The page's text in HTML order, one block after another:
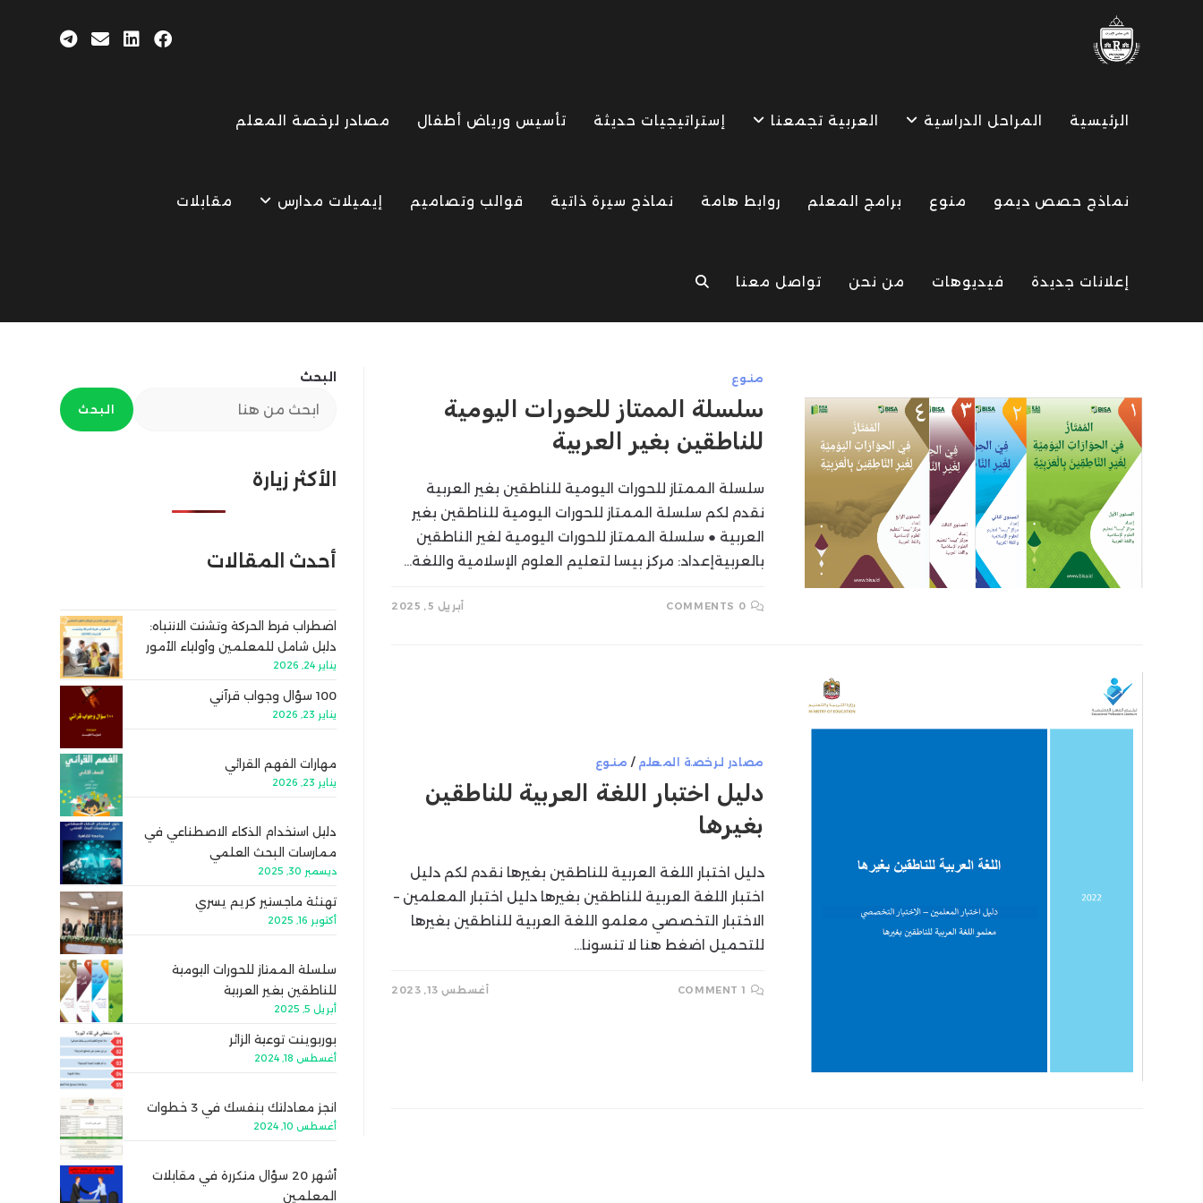
الرئيسية المراحل الدراسية العربية تجمعنا إستراتيجيات حديثة تأسيس ورياض أطفال مصادر لرخصة المعلم
نماذج حصص ديمو منوع برامج المعلم روابط هامة نماذج سيرة ذاتية قوالب وتصاميم إيميلات مدارس مقابلات
إعلانات جديدة فيديوهات من نحن تواصل معنا TOGGLE
SEARCH
منوع
سلسلة الممتاز للحورات اليومية
للناطقين بغير العربية
سلسلة الممتاز للحورات اليومية للناطقين بغير العربية
نقدم لكم سلسلة الممتاز للحورات اليومية للناطقين بغير
العربية ● سلسلة الممتاز للحورات اليومية لغير الناطقين
بالعربيةإعداد: مركز بيسا لتعليم العلوم الإسلامية واللغة…
0 COMMENTS أبريل 5, 2025
مصادر لرخصة المعلم / منوع
دليل اختبار اللغة العربية للناطقين
بغيرها
دليل اختبار اللغة العربية للناطقين بغيرها نقدم لكم دليل
اختبار اللغة العربية للناطقين بغيرها دليل اختبار المعلمين –
الاختبار التخصصي معلمو اللغة العربية للناطقين بغيرها
للتحميل اضغط هنا لا تنسونا…
1 COMMENT أغسطس 13, 2023
البحث
البحث
الأكثر زيارة
أحدث المقالات
اضطراب فرط الحركة وتشتت الانتباه:
دليل شامل للمعلمين وأولياء الأمور
يناير 24, 2026
100 سؤال وجواب قرآني
يناير 23, 2026
مهارات الفهم القرائي
يناير 23, 2026
دليل استخدام الذكاء الاصطناعي في
ممارسات البحث العلمي
ديسمبر 30, 2025
تهنئة ماجستير كريم يسري
أكتوبر 16, 2025
سلسلة الممتاز للحورات اليومية
للناطقين بغير العربية
أبريل 5, 2025
بوربوينت توعية الزائر
أغسطس 18, 2024
انجز معادلتك بنفسك في 3 خطوات
أغسطس 10, 2024
أشهر 20 سؤال متكررة في مقابلات
المعلمين